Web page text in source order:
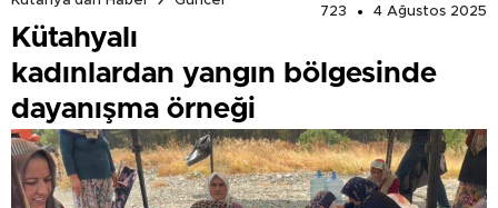
723
4 Ağustos 2025
Kütahyalı
kadınlardan yangın bölgesinde
dayanışma örneği